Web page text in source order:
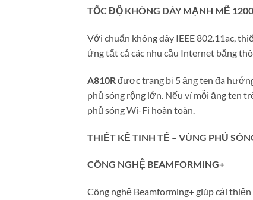
TỐC ĐỘ KHÔNG DÂY MẠNH MẼ 1200
Với chuẩn không dây IEEE 802.11ac,
ứng tất cả các nhu cầu Internet băng
A810R được trang bị 5 ăng ten đa
phủ sóng rộng lớn. Nếu ví mỗi ăng ten
phủ sóng Wi-Fi hoàn toàn.
THIẾT KẾ TINH TẾ – VÙNG PHỦ
CÔNG NGHỆ BEAMFORMING+
Công nghệ Beamforming+ giúp cải